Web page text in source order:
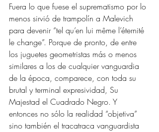
Fuera lo que fuese el suprematismo por lo
menos sirvió de trampolín a Malevich
para devenir “tel qu’en lui même l’éternité
le change”. Porque de pronto, de entre
los juguetes geometristas más o menos
similares a los de cualquier vanguardia
de la época, comparece, con toda su
brutal y terminal expresividad, Su
Majestad el Cuadrado Negro. Y
entonces no sólo la realidad “objetiva”
sino también el tracatraca vanguardista